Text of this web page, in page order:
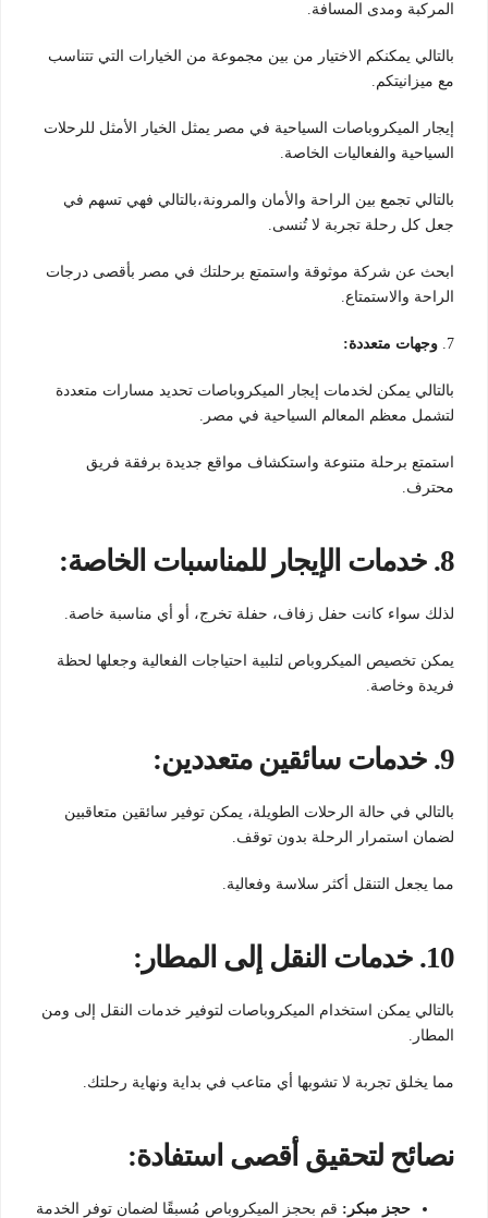
المركبة ومدى المسافة.
بالتالي يمكنكم الاختيار من بين مجموعة من الخيارات التي تتناسب
مع ميزانيتكم.
إيجار الميكروباصات السياحية في مصر يمثل الخيار الأمثل للرحلات
السياحية والفعاليات الخاصة.
بالتالي تجمع بين الراحة والأمان والمرونة،بالتالي فهي تسهم في
جعل كل رحلة تجربة لا تُنسى.
ابحث عن شركة موثوقة واستمتع برحلتك في مصر بأقصى درجات
الراحة والاستمتاع.
7. وجهات متعددة:
بالتالي يمكن لخدمات إيجار الميكروباصات تحديد مسارات متعددة
لتشمل معظم المعالم السياحية في مصر.
استمتع برحلة متنوعة واستكشاف مواقع جديدة برفقة فريق
محترف.
8. خدمات الإيجار للمناسبات الخاصة:
لذلك سواء كانت حفل زفاف، حفلة تخرج، أو أي مناسبة خاصة.
يمكن تخصيص الميكروباص لتلبية احتياجات الفعالية وجعلها لحظة
فريدة وخاصة.
9. خدمات سائقين متعددين:
بالتالي في حالة الرحلات الطويلة، يمكن توفير سائقين متعاقبين
لضمان استمرار الرحلة بدون توقف.
مما يجعل التنقل أكثر سلاسة وفعالية.
10. خدمات النقل إلى المطار:
بالتالي يمكن استخدام الميكروباصات لتوفير خدمات النقل إلى ومن
المطار.
مما يخلق تجربة لا تشوبها أي متاعب في بداية ونهاية رحلتك.
نصائح لتحقيق أقصى استفادة:
حجز مبكر: قم بحجز الميكروباص مُسبقًا لضمان توفر الخدمة